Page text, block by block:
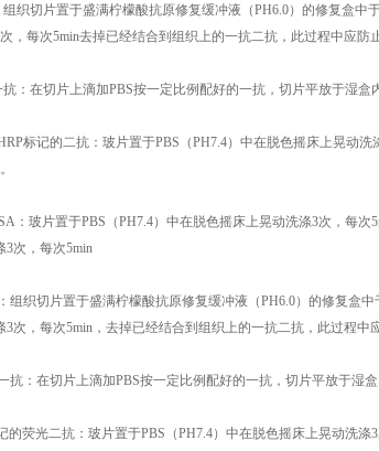
织切片置于盛满柠檬酸抗原修复缓冲液（PH6.0）的修复盒中
，每次5min去掉已经结合到组织上的一抗二抗，此过程中应防
：在切片上滴加PBS按一定比例配好的一抗，切片平放于湿盒
标记的二抗：玻片置于PBS（PH7.4）中在脱色摇床上晃动
：玻片置于PBS（PH7.4）中在脱色摇床上晃动洗涤3次，每
3次，每次5min
组织切片置于盛满柠檬酸抗原修复缓冲液（PH6.0）的修复盒
3次，每次5min，去掉已经结合到组织上的一抗二抗，此过程中
抗：在切片上滴加PBS按一定比例配好的一抗，切片平放于湿
的荧光二抗：玻片置于PBS（PH7.4）中在脱色摇床上晃动洗